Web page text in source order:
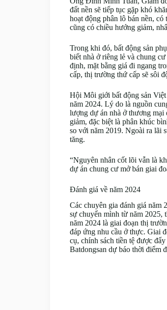
đất nền sẽ tiếp tục gặp khó
hoạt động phân lô bán nền,
cũng có chiều hướng giảm,
Trong khi đó, bất động sản
biết nhà ở riêng lẻ và chung
định, mặt bằng giá đi ngang
cấp, thị trường thứ cấp sẽ sôi
Hội Môi giới bất động sản
năm 2024. Lý do là nguồn
lượng dự án nhà ở thương mại
giảm, đặc biệt là phân khúc
so với năm 2019. Ngoài ra lãi
tăng.
“Nguyên nhân cốt lõi vẫn là
dự án chung cư mở bán giai
Đánh giá về năm 2024
Các chuyên gia đánh giá năm
sự chuyển mình từ năm 2025,
năm 2024 là giai đoạn thị
đáp ứng nhu cầu ở thực. Giai
cụ, chính sách tiền tệ được
Batdongsan dự báo thời điểm